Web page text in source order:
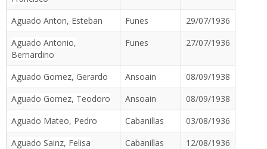
Aguado Anton, Esteban Funes
29/07/1936
Aguado Antonio,
Bernardino
Funes 27/07/1936
Aguado Gomez, Gerardo Ansoain
08/09/1938
Aguado Gomez, Teodoro
Ansoain
08/09/1938
Aguado Mateo, Pedro
Cabanillas
03/08/1936
Aguado Sainz, Felisa
Cabanillas
12/08/1936